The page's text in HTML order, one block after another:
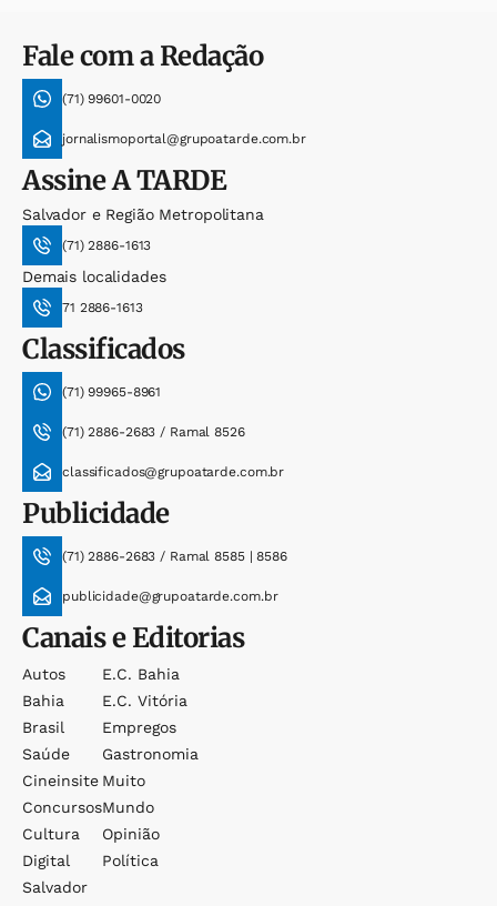
Fale com a Redação
(71) 99601-0020
jornalismoportal@grupoatarde.com.br
AssineA TARDE
Salvador e Região Metropolitana
(71) 2886-1613
Demais localidades
71 2886-1613
Classificados
(71) 99965-8961
(71) 2886-2683 / Ramal 8526
classificados@grupoatarde.com.br
Publicidade
(71) 2886-2683 / Ramal 8585 | 8586
publicidade@grupoatarde.com.br
Canais e Editorias
Autos
Bahia
Brasil
Saúde
Cineinsite
Concursos
Cultura
Digital
Salvador
E.c. Bahia
E.c. Vitória
Empregos
Gastronomia
Muito
Mundo
Opinião
Política